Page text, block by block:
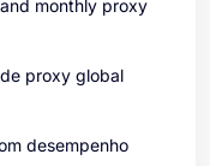
monthly proxy
proxy global
desempenho